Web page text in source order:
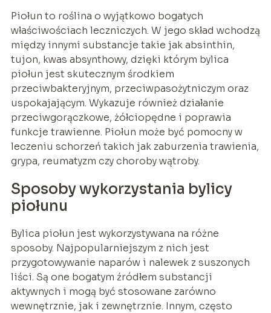
Piołun to roślina o wyjątkowo bogatych
właściwościach leczniczych. W jego skład wchodzą
między innymi substancje takie jak absinthin,
tujon, kwas absynthowy, dzięki którym bylica
piołun jest skutecznym środkiem
przeciwbakteryjnym, przeciwpasożytniczym oraz
uspokajającym. Wykazuje również działanie
przeciwgorączkowe, żółciopędne i poprawia
funkcje trawienne. Piołun może być pomocny w
leczeniu schorzeń takich jak zaburzenia trawienia,
grypa, reumatyzm czy choroby wątroby.
Sposoby wykorzystania bylicy
piołunu
Bylica piołun jest wykorzystywana na różne
sposoby. Najpopularniejszym z nich jest
przygotowywanie naparów i nalewek z suszonych
liści. Są one bogatym źródłem substancji
aktywnych i mogą być stosowane zarówno
wewnętrznie, jak i zewnętrznie. Innym, często